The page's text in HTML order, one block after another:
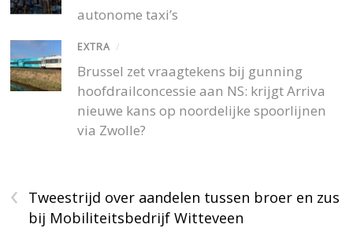
autonome taxi’s
EXTRA /
Brussel zet vraagtekens bij gunning
hoofdrailconcessie aan NS: krijgt Arriva
nieuwe kans op noordelijke spoorlijnen
via Zwolle?
‹
Tweestrijd over aandelen tussen broer en zus
bij Mobiliteitsbedrijf Witteveen